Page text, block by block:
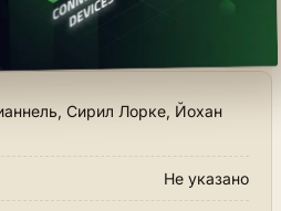
Сирил Лорке, Йохан
Не указано